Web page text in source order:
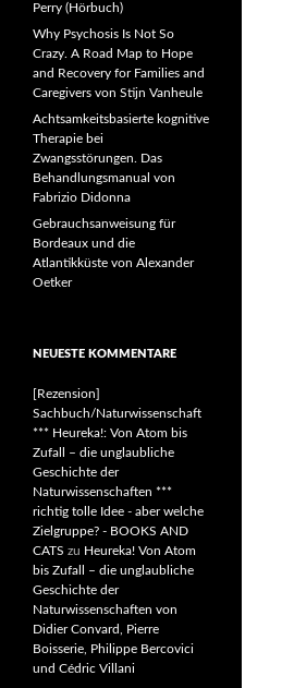
Perry (Hörbuch)
Why Psychosis Is Not So
Crazy. A Road Map to Hope
and Recovery for Families and
Caregivers von Stijn Vanheule
Achtsamkeitsbasierte kognitive
Therapie bei
Zwangsstörungen. Das
Behandlungsmanual von
Fabrizio Didonna
Gebrauchsanweisung für
Bordeaux und die
Atlantikküste von Alexander
Oetker
NEUESTE KOMMENTARE
[Rezension]
Sachbuch/Naturwissenschaft
*** Heureka!: Von Atom bis
Zufall – die unglaubliche
Geschichte der
Naturwissenschaften ***
richtig tolle Idee - aber welche
Zielgruppe? - BOOKS AND
CATS zu Heureka! Von Atom
bis Zufall – die unglaubliche
Geschichte der
Naturwissenschaften von
Didier Convard, Pierre
Boisserie, Philippe Bercovici
und Cédric Villani